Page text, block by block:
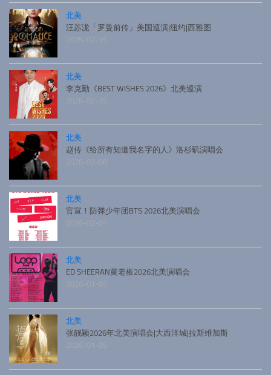
北美
汪苏泷「罗曼前传」美国巡演|纽约|西雅图
2026-02-15
北美
李克勤《BEST WISHES 2026》北美巡演
2026-02-15
北美
赵传《给所有知道我名字的人》洛杉矶演唱会
2026-02-08
北美
官宣！防弹少年团BTS 2026北美演唱会
2026-02-07
北美
ED SHEERAN黄老板2026北美演唱会
2026-01-07
北美
张靓颖2026年北美演唱会|大西洋城|拉斯维加斯
2026-01-05